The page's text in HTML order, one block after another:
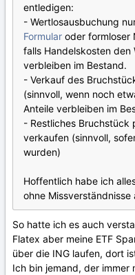
entledigen:
- Wertlosausbuchung
Formular oder formloser
falls Handelskosten den
verbleiben im Bestand.
- Verkauf des
(sinnvoll, wenn noch
Anteile verbleiben im
- Restliches Bruchstück
verkaufen (sinnvoll,
wurden)
Hoffentlich habe ich
ohne Missverständnisse
So hatte ich es auch
Flatex aber meine ETF
über die ING laufen, dort
Ich bin jemand, der immer